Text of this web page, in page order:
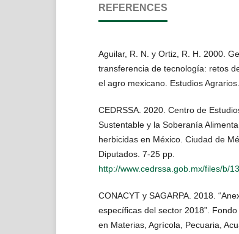
REFERENCES
Aguilar, R. N. y Ortiz, R. H. 2000.
transferencia de tecnología: retos
el agro mexicano. Estudios
CEDRSSA. 2020. Centro de
Sustentable y la Soberanía
herbicidas en México. Ciudad de
Diputados. 7-25 pp.
http://www.cedrssa.gob.mx/files/b/
CONACYT y SAGARPA. 2018.
específicas del sector 2018”.
en Materias, Agrícola, Pecuaria,